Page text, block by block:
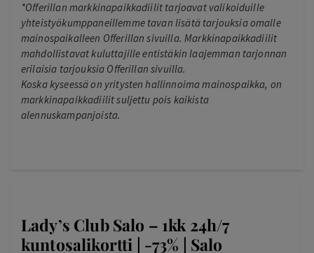
*Offerillan markkinapaikkadiilit tarjoavat valikoiduille
yhteistyökumppaneillemme tavan lisätä tarjouksia omalle
mainospaikalleen Offerillan sivuilla. Markkinapaikkadiilit
mahdollistavat kuluttajille entistäkin laajemman tarjonnan
erilaisia tarjouksia Offerillan sivuilla.
Koska kyseessä on yritysten hallinnoima mainospaikka, on
markkinapaikkadiilit suljettu pois kaikista
alennuskampanjoista.
Lady’s Club Salo – 1kk 24h/7
kuntosalikortti | -73% | Salo